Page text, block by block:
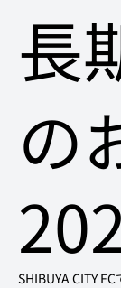
長
の
SHIBUYA CITY